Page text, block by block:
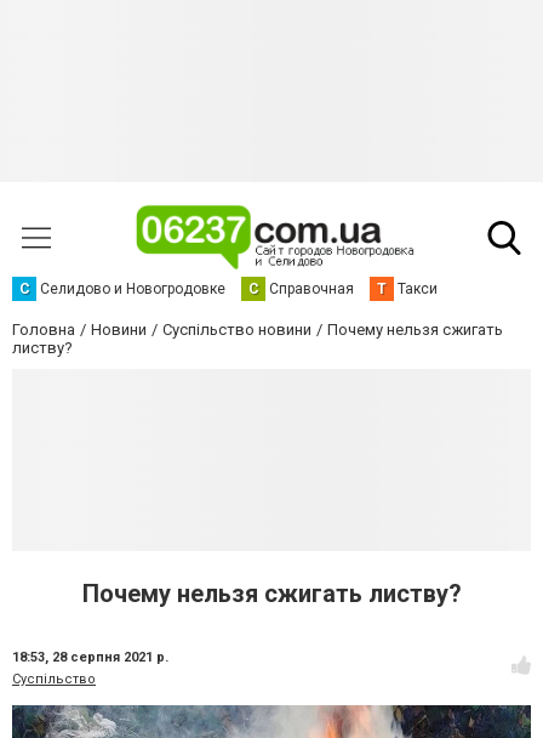
С Селидово и Новогродовке С Справочная Т Такси
Головна Новини Суспільство новини
Почему нельзя сжигать
листву?
Почему нельзя сжигать листву?
18:53, 28 серпня 2021 р.
Суспільство